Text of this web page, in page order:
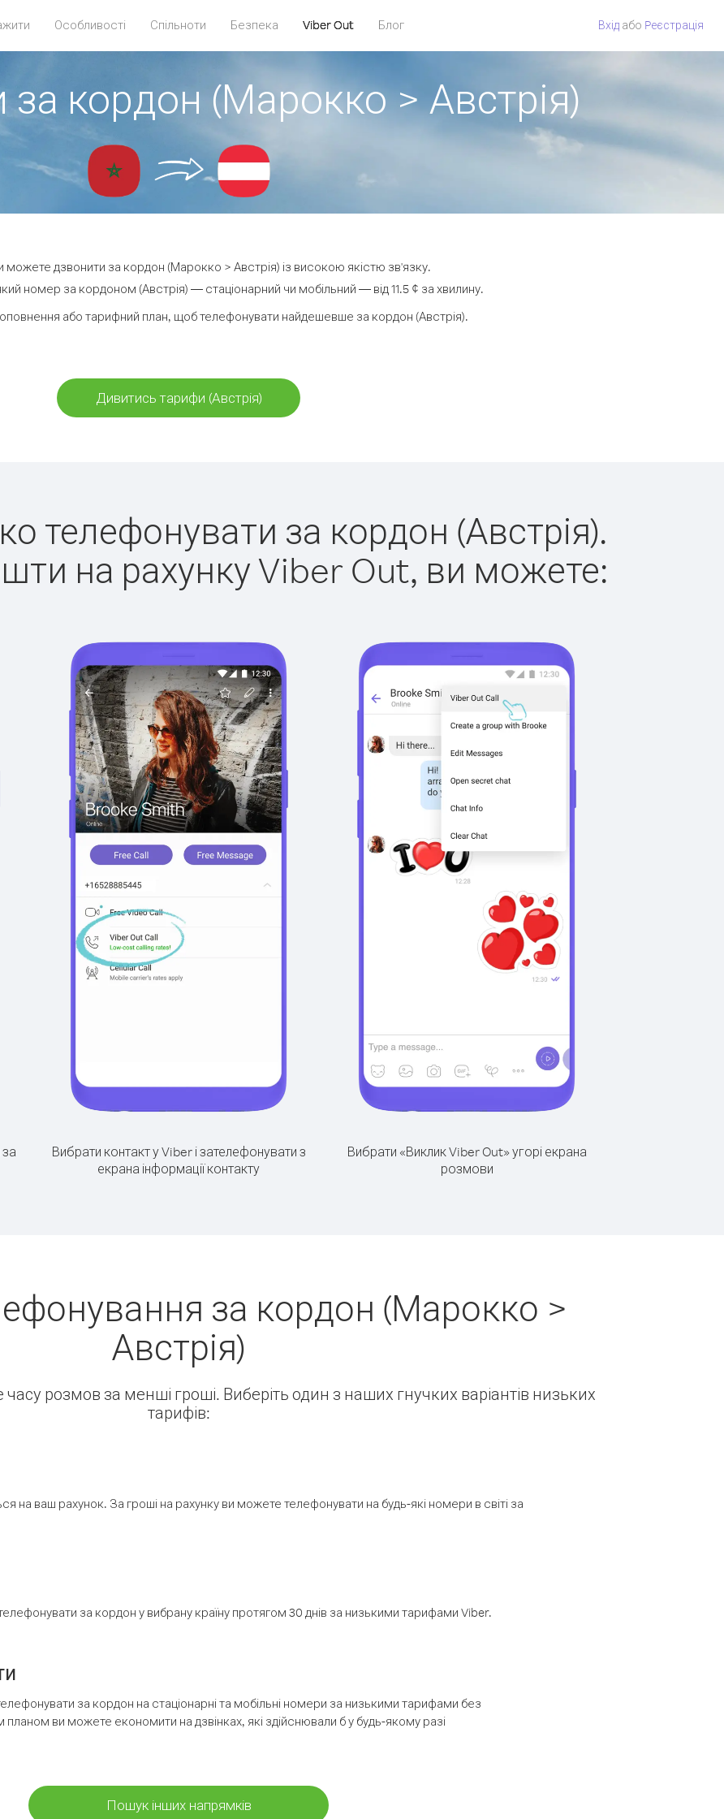
Особливості Спільноти Безпека Viber Out Блог Вхід або Pеєстрація
за кордон (Марокко > Австрія)
можете дзвонити за кордон (Марокко > Австрія) із високою якістю зв'язку.
номер за кордоном (Австрія) — стаціонарний чи мобільний — від 11.5 ¢ за хвилину.
або тарифний план, щоб телефонувати найдешевше за кордон (Австрія).
Дивитись тарифи (Австрія)
телефонувати за кордон (Австрія).
на рахунку Viber Out, ви можете:
Вибрати контакт у Viber і зателефонувати з
екрана інформації контакту
Вибрати «Виклик Viber Out» угорі екрана
розмови
за кордон (Марокко >
Австрія)
розмов за менші гроші. Виберіть один з наших гнучких варіантів низьких
тарифів:
на ваш рахунок. За гроші на рахунку ви можете телефонувати на будь-які номери в світі за
за кордон у вибрану країну протягом 30 днів за низькими тарифами Viber.
за кордон на стаціонарні та мобільні номери за низькими тарифами без
ви можете економити на дзвінках, які здійснювали б у будь-якому разі
Пошук інших напрямків